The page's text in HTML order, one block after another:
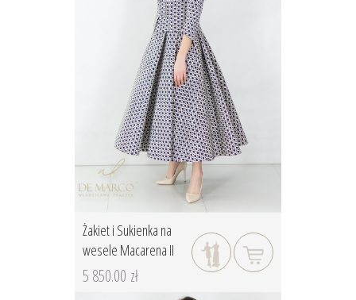
Żakiet i Sukienka na
wesele Macarena II
5 850.00 zł